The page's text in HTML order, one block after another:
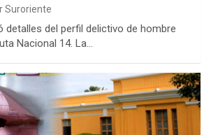
Suroriente
detalles del perfil delictivo de hombre
Nacional 14. La…